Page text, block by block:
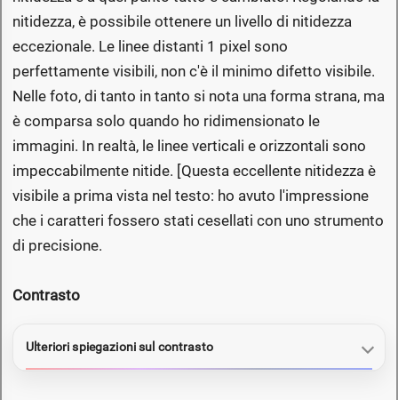
nitidezza, è possibile ottenere un livello di nitidezza
eccezionale. Le linee distanti 1 pixel sono
perfettamente visibili, non c'è il minimo difetto visibile.
Nelle foto, di tanto in tanto si nota una forma strana, ma
è comparsa solo quando ho ridimensionato le
immagini. In realtà, le linee verticali e orizzontali sono
impeccabilmente nitide. [Questa eccellente nitidezza è
visibile a prima vista nel testo: ho avuto l'impressione
che i caratteri fossero stati cesellati con uno strumento
di precisione.
Contrasto
Ulteriori spiegazioni sul contrasto